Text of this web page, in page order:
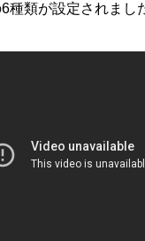
種類が設定されまし